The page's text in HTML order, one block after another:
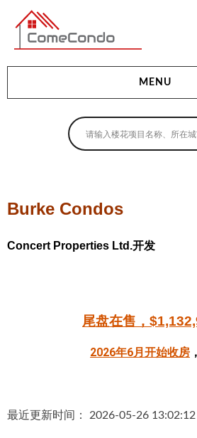
多伦多最新最全的楼花搜索
MENU
地产相关
卖房指南
贷款指南
楼花大全
Burke Condos
Concert Properties Ltd.开发
尾盘在售，
2026年6月开始收房 ，
最近更新时间： 2026-05-26 13:02:12